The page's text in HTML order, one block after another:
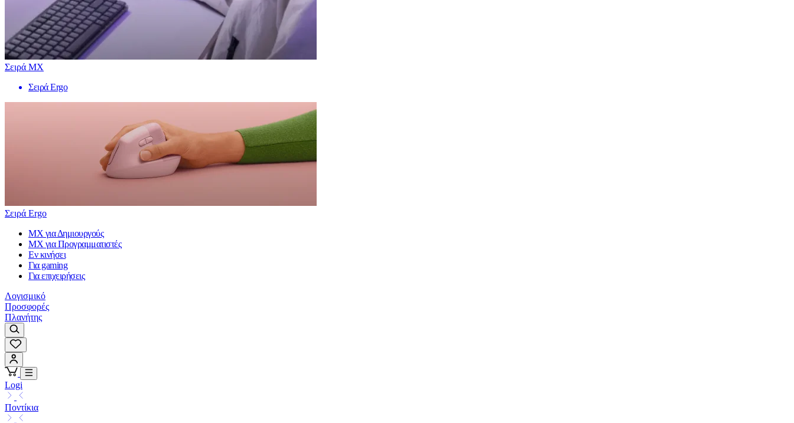
Σειρά MX
Σειρά Ergo
Σειρά Ergo
MX για Δημιουργούς
MX για Προγραμματιστές
Εν κινήσει
Για gaming
Για επιχειρήσεις
Λογισμικό
Προσφορές
Πλανήτης
Logi
Ποντίκια